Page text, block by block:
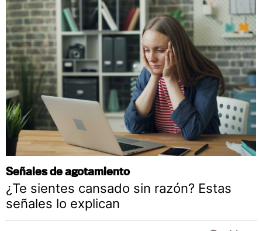
Señales de agotamiento
¿Te sientes cansado sin razón? Estas
señales lo explican